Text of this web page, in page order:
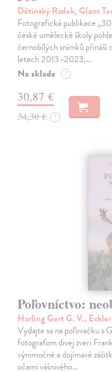
Dětinský Radek, Glanc
Fotografická publikace
české umělecké školy
černobílých snímků přináší
letech 2013–2023,…
Na sklade ?
30,87 €
34,30 € ?
Poľovníctvo:
Harling Gert G. V.,
Vydajte sa na poľovačku s
fotografom divej zveri
výnimočné a dojímavé
očami vášnivého…